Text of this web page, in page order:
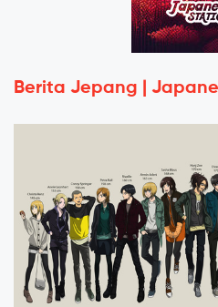
Berita Jepang |